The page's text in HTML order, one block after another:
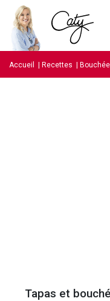
Accueil Recettes
Tapas et